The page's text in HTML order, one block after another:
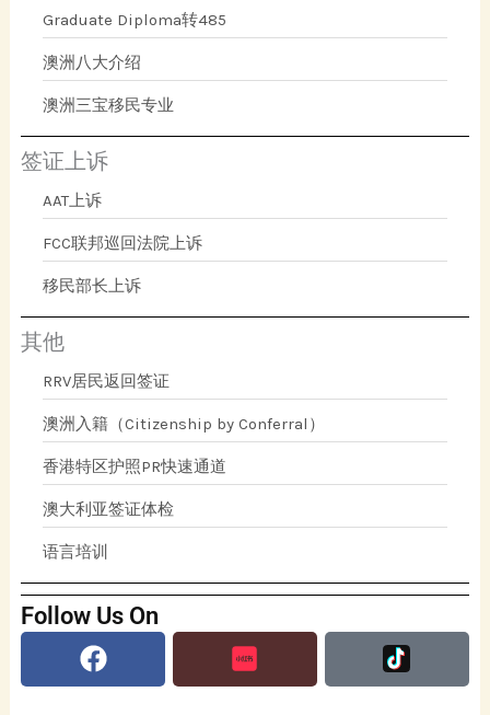
Graduate Diploma转485
澳洲八大介绍
澳洲三宝移民专业
签证上诉
AAT上诉
FCC联邦巡回法院上诉
移民部长上诉
其他
RRV居民返回签证
澳洲入籍（Citizenship by Conferral）
香港特区护照PR快速通道
澳大利亚签证体检
语言培训
Follow Us On
Facebook